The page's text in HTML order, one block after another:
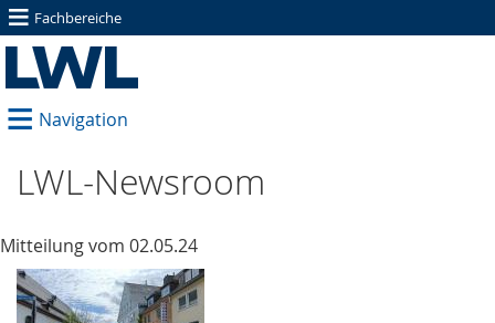
≡ Fachbereiche
≡ Navigation
LWL-Newsroom
Mitteilung vom 02.05.24